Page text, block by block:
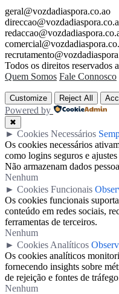
geral@vozdadiaspora.co.ao
Todos os direitos
Quem Somos Fale Connosco
Customize Reject All
Powered by
✖
► Cookies Necessários
Os cookies necessários
como logins seguros e
Não armazenam dados
Nenhum
► Cookies Funcionais
Os cookies funcionais
conteúdo em redes sociais,
ferramentas de terceiros.
Nenhum
► Cookies Analíticos
Os cookies analíticos
fornecendo insights sobre
de rejeição e fontes de
Nenhum